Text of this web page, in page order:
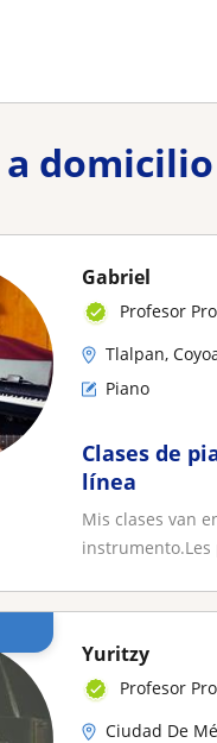
a domicilio
Gabriel
Profesor Pro
Tlalpan,
Piano
Clases de
línea
Mis clases van
Yuritzy
Profesor Pro
Ciudad De